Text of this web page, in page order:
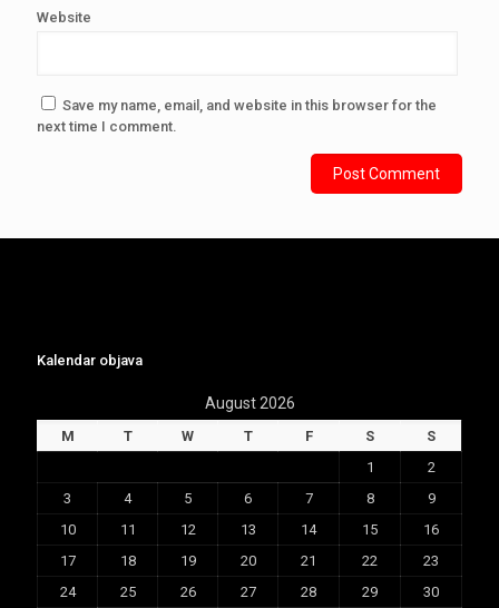
Website
Save my name, email, and website in this browser for the
next time I comment.
Kalendar objava
August 2026
M T W T F S
S
1
2
3
4 5 6 7 8
9
10
11 12 13 14 15
16
17
18 19 20 21 22
23
24
25 26 27 28 29
30